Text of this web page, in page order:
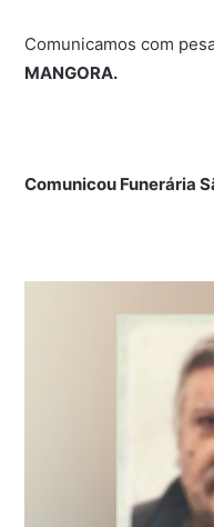
Comunicamos com
MANGORA.
Comunicou Funerária